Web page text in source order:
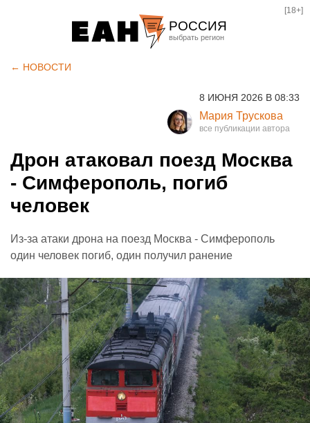
РОССИЯ
Курган
Оренбург
[18+]
← НОВОСТИ
8 ИЮНЯ 2026 В 08:33
Мария Трускова
Дрон атаковал поезд Москва
- Симферополь, погиб
человек
Из-за атаки дрона на поезд Москва - Симферополь
один человек погиб, один получил ранение